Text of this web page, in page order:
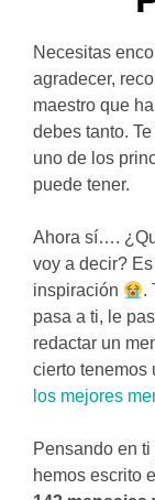
Necesitas
agradecer,
maestro que
debes tanto.
uno de los
puede tener.
Ahora sí….
voy a decir?
inspiración
.
pasa a ti, le
redactar un
cierto tenemos
los mejores
Pensando en
hemos escrito